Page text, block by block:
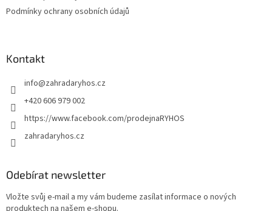
Podmínky ochrany osobních údajů
Kontakt
info@zahradaryhos.cz
+420 606 979 002
https://www.facebook.com/prodejnaRYHOS
zahradaryhos.cz
Odebírat newsletter
Vložte svůj e-mail a my vám budeme zasílat informace o nových